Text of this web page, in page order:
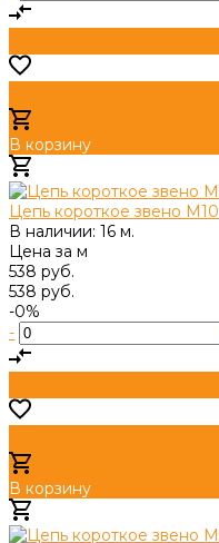
В корзину
Цепь короткое звено М10
В наличии: 16 м.
Цена за м
538 руб.
538 руб.
-0%
-
В корзину